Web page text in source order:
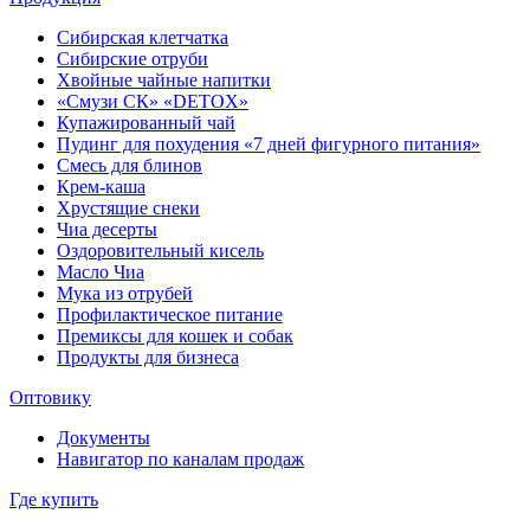
Сибирская клетчатка
Сибирские отруби
Хвойные чайные напитки
«Смузи СК» «DETOX»
Купажированный чай
Пудинг для похудения «7 дней фигурного питания»
Смесь для блинов
Крем-каша
Хрустящие снеки
Чиа десерты
Оздоровительный кисель
Масло Чиа
Мука из отрубей
Профилактическое питание
Премиксы для кошек и собак
Продукты для бизнеса
Оптовику
Документы
Навигатор по каналам продаж
Где купить